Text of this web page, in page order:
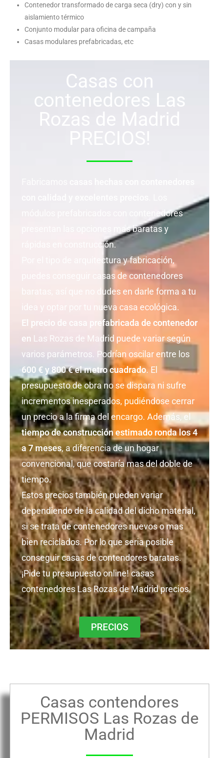
Contenedor transformado de carga seca (dry) con y sin
aislamiento térmico
Conjunto modular para oficina de campaña
Casas modulares prefabricadas, etc
Casas con
contenedores Las
Rozas de Madrid
módulos prefabricados con contenedores
presentan las opciones mas baratas y
rápidas en construcción.
Por el tipo de arquitectura y fabricación,
puedes conseguir casas de contenedores
baratas, así que no dudes en darle forma a tu
idea y optar por tu nueva casa ecológica.
El precio de casa prefabricada de contenedor
en Las Rozas de Madrid puede variar según
varios parámetros. Podrían oscilar entre los
600 € y 800 € el metro cuadrado. El
presupuesto de obra no se dispara ni sufre
incrementos inesperados, pudiéndose cerrar
un precio a la firma del encargo. Además, el
tiempo de construcción estimado ronda los 4
a 7 meses, a diferencia de un hogar
convencional, que costaría mas del doble de
tiempo.
Estos precios también pueden variar
dependiendo de la calidad del dicho material,
si se trata de contenedores nuevos o mas
bien reciclados. Por lo que seria posible
conseguir casas de contendores baratas.
¡Pide tu presupuesto online! casas
contenedores Las Rozas de Madrid precios.
PRECIOS
Casas contendores
PERMISOS Las Rozas de
Madrid